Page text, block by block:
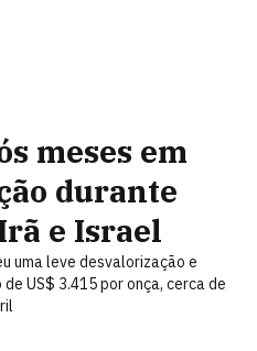
meses em
durante
e Israel
uma leve desvalorização e
US$ 3.415 por onça, cerca de